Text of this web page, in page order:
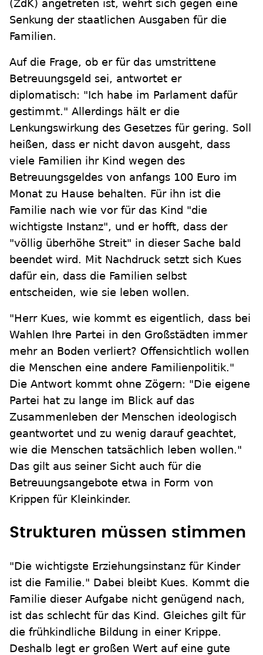
(ZdK) angetreten ist, wehrt sich gegen eine
Senkung der staatlichen Ausgaben für die
Familien.
Auf die Frage, ob er für das umstrittene
Betreuungsgeld sei, antwortet er
diplomatisch: "Ich habe im Parlament dafür
gestimmt." Allerdings hält er die
Lenkungswirkung des Gesetzes für gering. Soll
heißen, dass er nicht davon ausgeht, dass
viele Familien ihr Kind wegen des
Betreuungsgeldes von anfangs 100 Euro im
Monat zu Hause behalten. Für ihn ist die
Familie nach wie vor für das Kind "die
wichtigste Instanz", und er hofft, dass der
"völlig überhöhe Streit" in dieser Sache bald
beendet wird. Mit Nachdruck setzt sich Kues
dafür ein, dass die Familien selbst
entscheiden, wie sie leben wollen.
"Herr Kues, wie kommt es eigentlich, dass bei
Wahlen Ihre Partei in den Großstädten immer
mehr an Boden verliert? Offensichtlich wollen
die Menschen eine andere Familienpolitik."
Die Antwort kommt ohne Zögern: "Die eigene
Partei hat zu lange im Blick auf das
Zusammenleben der Menschen ideologisch
geantwortet und zu wenig darauf geachtet,
wie die Menschen tatsächlich leben wollen."
Das gilt aus seiner Sicht auch für die
Betreuungsangebote etwa in Form von
Krippen für Kleinkinder.
Strukturen müssen stimmen
"Die wichtigste Erziehungsinstanz für Kinder
ist die Familie." Dabei bleibt Kues. Kommt die
Familie dieser Aufgabe nicht genügend nach,
ist das schlecht für das Kind. Gleiches gilt für
die frühkindliche Bildung in einer Krippe.
Deshalb legt er großen Wert auf eine gute